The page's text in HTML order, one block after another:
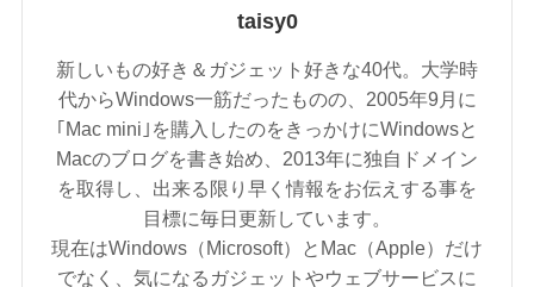
taisy0
新しいもの好き＆ガジェット好きな40代。大学時
代からWindows一筋だったものの、2005年9月に
｢Mac mini｣を購入したのをきっかけにWindowsと
Macのブログを書き始め、2013年に独自ドメイン
を取得し、出来る限り早く情報をお伝えする事を
目標に毎日更新しています。
現在はWindows（Microsoft）とMac（Apple）だけ
でなく、気になるガジェットやウェブサービスに